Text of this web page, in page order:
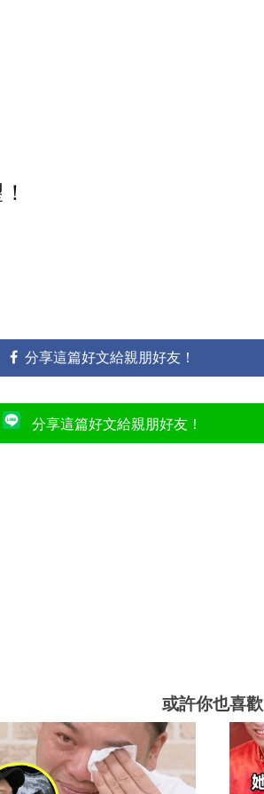
分享這篇好文給親朋好友！
分享這篇好文給親朋好友！
或許你也喜歡